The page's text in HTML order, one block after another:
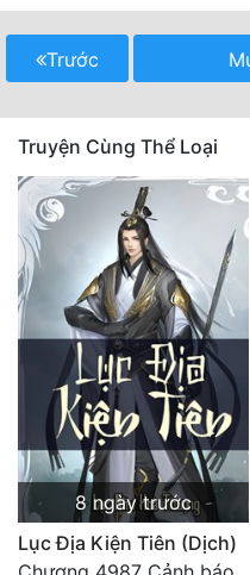
Lịch Sử
Mưu Mô
Mạt Thế
Mỹ Thực
Ngôn Tình
Ngược
Nữ Cường
Phong Thủy - Tâm Linh
Phương Tây
Phản Phái
Quan Trường
Trước
Truyện Cùng Thể Loại
8 ngày trước
Lục Địa Kiện Tiên (Dịch)